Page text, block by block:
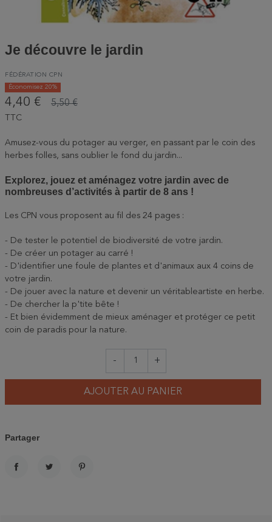
Je découvre le jardin
FÉDÉRATION CPN
Économisez 20%
4,40 € 5,50 €
TTC
Amusez-vous du potager au verger, en passant par le coin des
herbes folles, sans oublier le fond du jardin...
Explorez, jouez et aménagez votre jardin avec de
nombreuses d’activités à partir de 8 ans !
Les CPN vous proposent au fil des 24 pages :
- De tester le potentiel de biodiversité de votre jardin.
- De créer un potager au carré !
- D'identifier une foule de plantes et d'animaux aux 4 coins de
votre jardin.
- De jouer avec la nature et devenir un véritableartiste en herbe.
- De chercher la p'tite bête !
- Et bien évidemment de mieux aménager et protéger ce petit
coin de paradis pour la nature.
- +
AJOUTER AU PANIER
Partager